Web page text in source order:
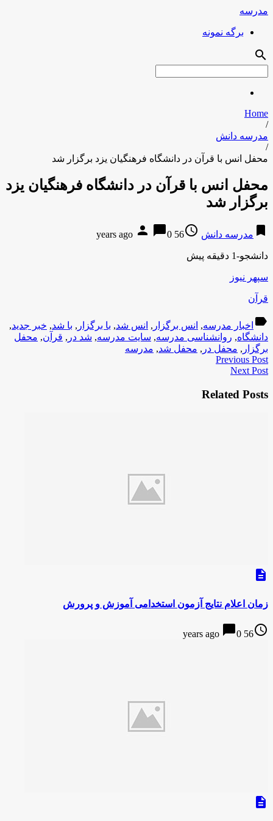
مدرسه
برگه نمونه
search
Home
/
مدرسه دانش
/
محفل انس با قرآن در دانشگاه فرهنگیان یزد برگزار شد
محفل انس با قرآن در دانشگاه فرهنگیان یزد
برگزار شد
bookmark مدرسه دانش access_time
56 years ago
person chat_bubble0
دانشجو-1 دقیقه پیش
سپهر نیوز
قرآن
label اخبار مدرسه, انس برگزار , انس شد, با برگزار , با شد, خبر جدید,
دانشگاه, روانشناسی مدرسه, سایت مدرسه, شد در , قرآن, محفل
برگزار , محفل در , محفل شد, مدرسه
Previous Post
Next Post
Related Posts
description
زمان اعلام نتایج آزمون استخدامی آموزش و پرورش
access_time
56 years ago
chat_bubble0
description